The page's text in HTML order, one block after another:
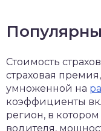
Стоимость
страховая
умноженной на
коэффициенты
регион, в
водителя,